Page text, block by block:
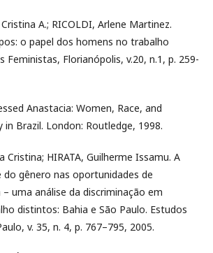
A.; RICOLDI, Arlene Martinez.
o papel dos homens no trabalho
Feministas, Florianópolis, v.20, n.1, p. 259-
Anastacia: Women, Race, and
in Brazil. London: Routledge, 1998.
Cristina; HIRATA, Guilherme Issamu. A
do gênero nas oportunidades de
uma análise da discriminação em
distintos: Bahia e São Paulo. Estudos
v. 35, n. 4, p. 767–795, 2005.